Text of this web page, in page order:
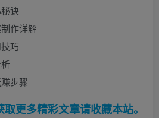
诀
作详解
巧
步骤
更多精彩文章请收藏本站。